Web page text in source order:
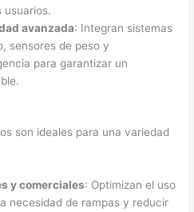
usuarios.
avanzada: Integran sistemas
sensores de peso y
para garantizar un
son ideales para una variedad
y comerciales: Optimizan el uso
necesidad de rampas y reducir